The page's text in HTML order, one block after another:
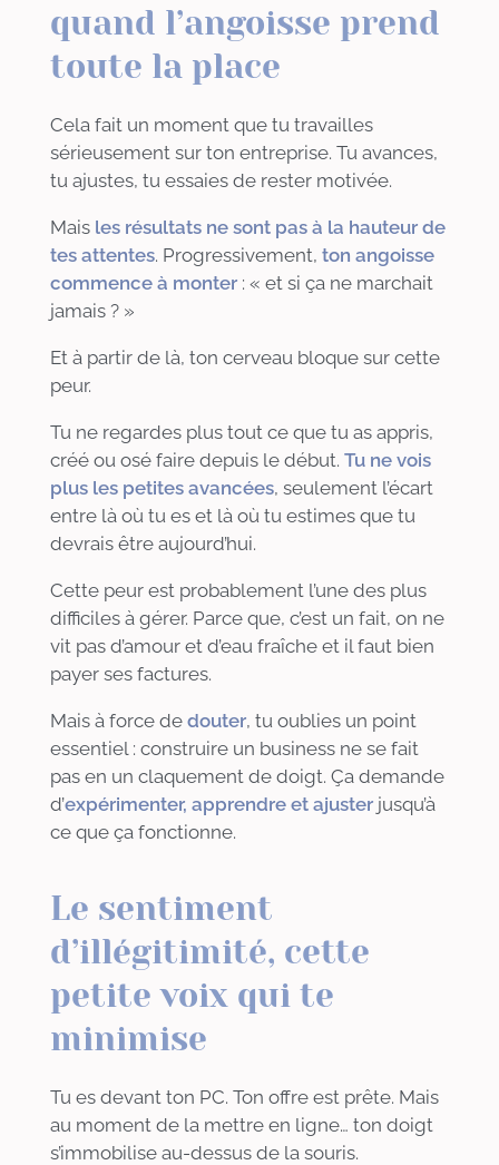
quand l’angoisse prend
toute la place
Cela fait un moment que tu travailles
sérieusement sur ton entreprise. Tu avances,
tu ajustes, tu essaies de rester motivée.
Mais les résultats ne sont pas à la hauteur de
tes attentes. Progressivement, ton angoisse
commence à monter : « et si ça ne marchait
jamais ? »
Et à partir de là, ton cerveau bloque sur cette
peur.
Tu ne regardes plus tout ce que tu as appris,
créé ou osé faire depuis le début. Tu ne vois
plus les petites avancées, seulement l’écart
entre là où tu es et là où tu estimes que tu
devrais être aujourd’hui.
Cette peur est probablement l’une des plus
difficiles à gérer. Parce que, c’est un fait, on ne
vit pas d’amour et d’eau fraîche et il faut bien
payer ses factures.
Mais à force de douter, tu oublies un point
essentiel : construire un business ne se fait
pas en un claquement de doigt. Ça demande
d’expérimenter, apprendre et ajuster jusqu’à
ce que ça fonctionne.
Le sentiment
d’illégitimité, cette
petite voix qui te
minimise
Tu es devant ton PC. Ton offre est prête. Mais
au moment de la mettre en ligne… ton doigt
s’immobilise au-dessus de la souris.